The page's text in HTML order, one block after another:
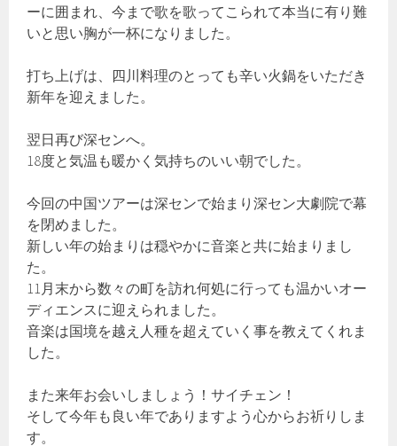
ーに囲まれ、今まで歌を歌ってこられて本当に有り難
いと思い胸が一杯になりました。
打ち上げは、四川料理のとっても辛い火鍋をいただき
新年を迎えました。
翌日再び深センへ。
18度と気温も暖かく気持ちのいい朝でした。
今回の中国ツアーは深センで始まり深セン大劇院で幕
を閉めました。
新しい年の始まりは穏やかに音楽と共に始まりまし
た。
11月末から数々の町を訪れ何処に行っても温かいオー
ディエンスに迎えられました。
音楽は国境を越え人種を超えていく事を教えてくれま
した。
また来年お会いしましょう！サイチェン！
そして今年も良い年でありますよう心からお祈りしま
す。